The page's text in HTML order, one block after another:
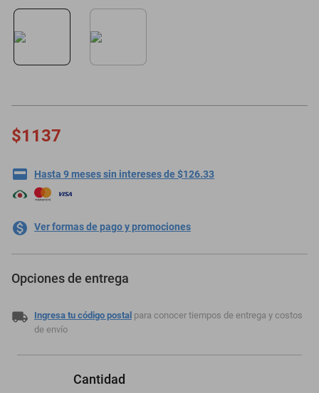
$1137
Hasta 9 meses sin intereses de $126.33
Ver formas de pago y promociones
Opciones de entrega
Ingresa tu código postal para conocer tiempos de entrega y costos
de envío
Cantidad